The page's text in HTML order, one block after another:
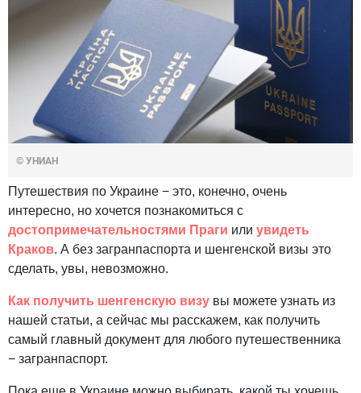
© УНИАН
Путешествия по Украине − это, конечно, очень
интересно, но хочется познакомиться с
достопримечательностями Праги или увидеть
Краков. А без загранпаспорта и шенгенской визы это
сделать, увы, невозможно.
Как получить шенгенскую визу вы можете узнать из
нашей статьи, а сейчас мы расскажем, как получить
самый главный документ для любого путешественника
− загранпаспорт.